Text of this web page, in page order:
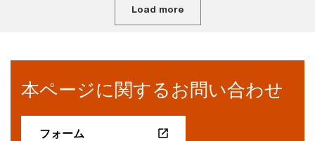
Load more
本ページに関するお問い合わせ
フォーム